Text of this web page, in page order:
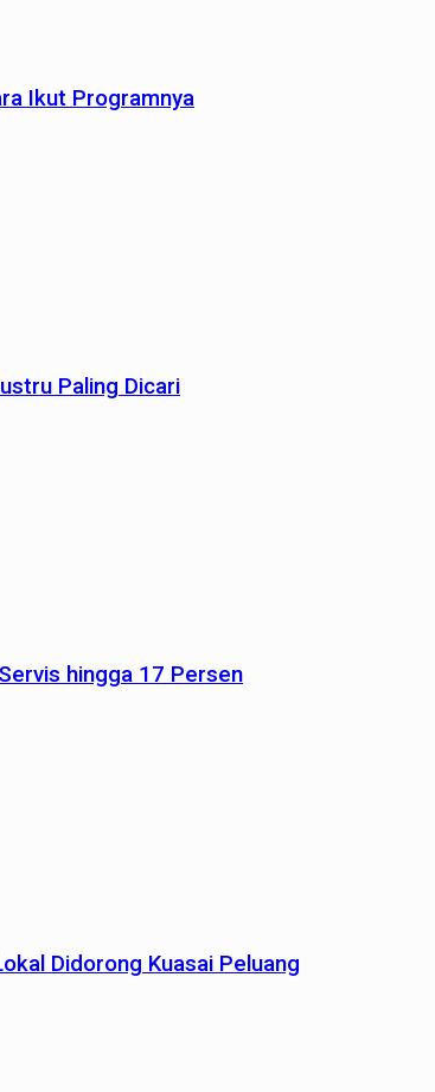
Ikut Programnya
Paling Dicari
hingga 17 Persen
Didorong Kuasai Peluang